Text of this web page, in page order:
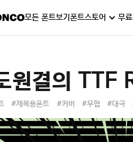
모든 폰트보기폰트스토어 무
원결의 TTF
#제목용폰트 #커버 #무협 #대극